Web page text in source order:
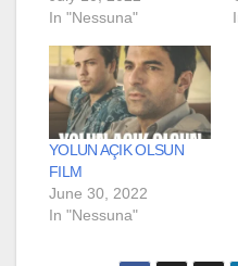
In "Nessuna"
YOLUN AÇIK OLSUN
FILM
June 30, 2022
In "Nessuna"